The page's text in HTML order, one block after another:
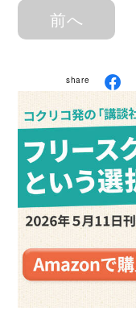
前へ
share